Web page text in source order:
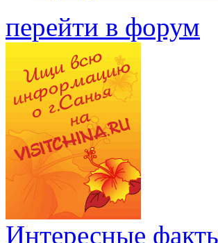
перейти в форум
Интересные